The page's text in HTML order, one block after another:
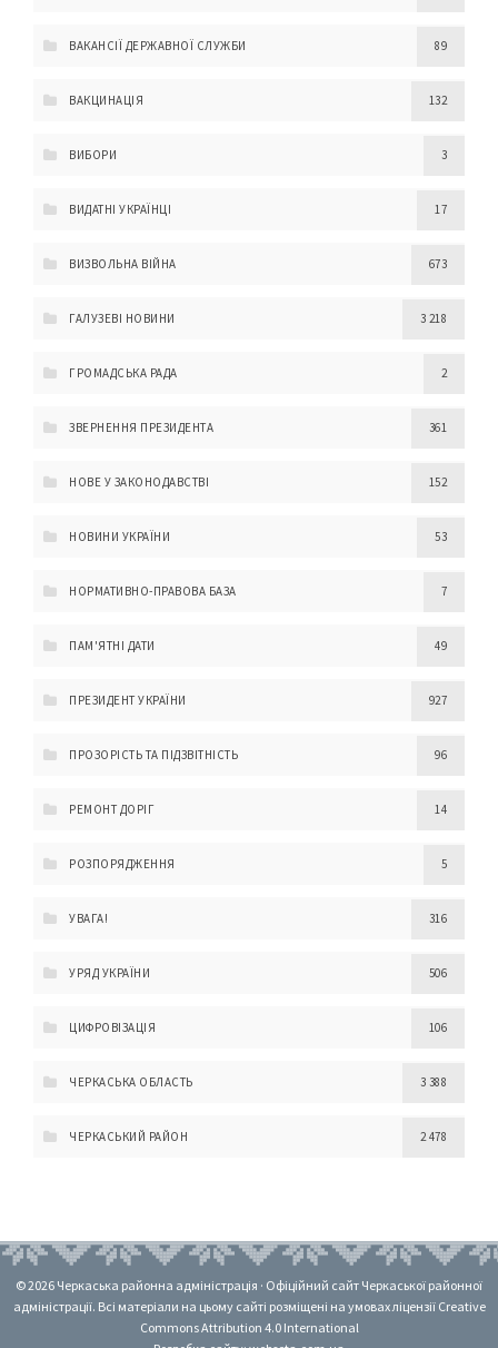
ВАКАНСІЇ ДЕРЖАВНОЇ СЛУЖБИ 89
ВАКЦИНАЦІЯ 132
ВИБОРИ 3
ВИДАТНІ УКРАЇНЦІ 17
ВИЗВОЛЬНА ВІЙНА 673
ГАЛУЗЕВІ НОВИНИ 3 218
ГРОМАДСЬКА РАДА 2
ЗВЕРНЕННЯ ПРЕЗИДЕНТА 361
НОВЕ У ЗАКОНОДАВСТВІ 152
НОВИНИ УКРАЇНИ 53
НОРМАТИВНО-ПРАВОВА БАЗА 7
ПАМ'ЯТНІ ДАТИ 49
ПРЕЗИДЕНТ УКРАЇНИ 927
ПРОЗОРІСТЬ ТА ПІДЗВІТНІСТЬ 96
РЕМОНТ ДОРІГ 14
РОЗПОРЯДЖЕННЯ 5
УВАГА! 316
УРЯД УКРАЇНИ 506
ЦИФРОВІЗАЦІЯ 106
ЧЕРКАСЬКА ОБЛАСТЬ 3 388
ЧЕРКАСЬКИЙ РАЙОН 2 478
© 2026 Черкаська районна адміністрація · Офіційний сайт Черкаської районної
адміністрації. Всі матеріали на цьому сайті розміщені на умовах ліцензії Creative
Commons Attribution 4.0 International